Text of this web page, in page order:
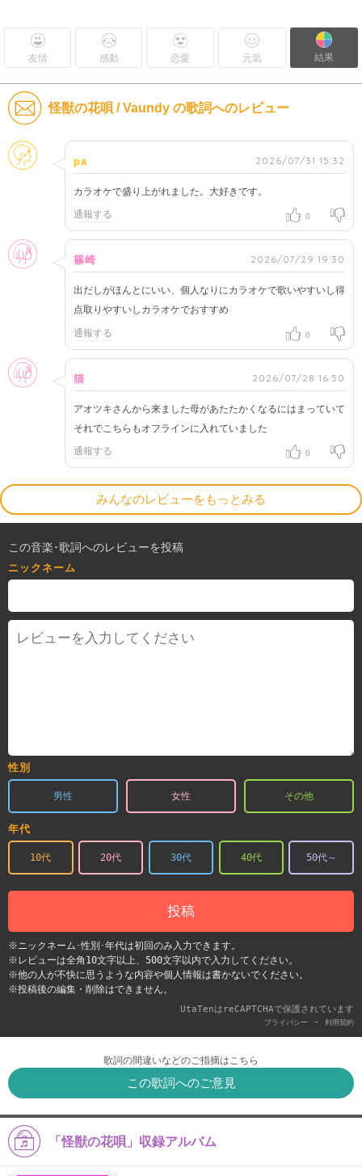
友情 感動 恋愛 元気 結果
怪獣の花唄 / Vaundy の歌詞へのレビュー
そのほか
pa 2026/07/31 15:32
カラオケで盛り上がれました。大好きです。
通報する 0
女性
篠崎 2026/07/29 19:30
出だしがほんとにいい、個人なりにカラオケで歌いやすいし得
点取りやすいしカラオケでおすすめ
通報する 0
女性
猫 2026/07/28 16:50
アオツキさんから来ました母があたたかくなるにはまっていて
それでこちらもオフラインに入れていました
通報する 0
みんなのレビューをもっとみる
この音楽･歌詞へのレビューを投稿
ニックネーム
性別
男性 女性 その他
年代
10代 20代 30代 40代 50代～
投稿
※ニックネーム･性別･年代は初回のみ入力できます。
※レビューは全角10文字以上、500文字以内で入力してください。
※他の人が不快に思うような内容や個人情報は書かないでください。
※投稿後の編集・削除はできません。
UtaTenはreCAPTCHAで保護されています
プライバシー - 利用契約
歌詞の間違いなどのご指摘はこちら
この歌詞へのご意見
「怪獣の花唄」収録アルバム